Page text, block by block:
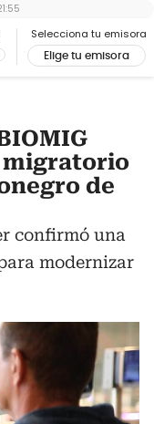
Selecciona tu emisora
Elige tu emisora
migratorio
de
confirmó una
modernizar